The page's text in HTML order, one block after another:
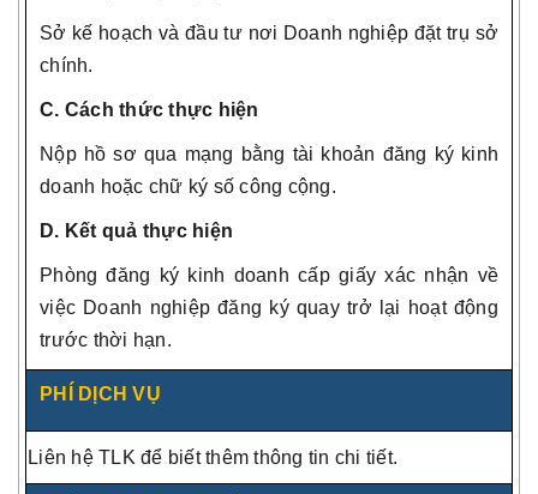
Sở kế hoạch và đầu tư nơi Doanh nghiệp đặt trụ sở
chính.
C. Cách thức thực hiện
Nộp hồ sơ qua mạng bằng tài khoản đăng ký kinh
doanh hoặc chữ ký số công cộng.
D. Kết quả thực hiện
Phòng đăng ký kinh doanh cấp giấy xác nhận về
việc Doanh nghiệp đăng ký quay trở lại hoạt động
trước thời hạn.
PHÍ DỊCH VỤ
Liên hệ TLK để biết thêm thông tin chi tiết.